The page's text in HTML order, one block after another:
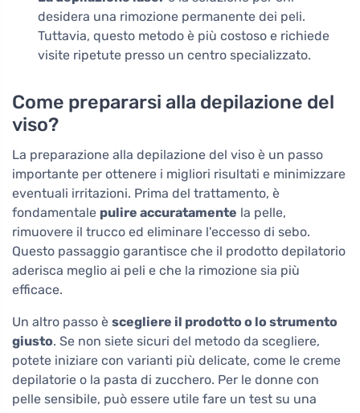
desidera una rimozione permanente dei peli.
Tuttavia, questo metodo è più costoso e richiede
visite ripetute presso un centro specializzato.
Come prepararsi alla depilazione del
viso?
La preparazione alla depilazione del viso è un passo
importante per ottenere i migliori risultati e minimizzare
eventuali irritazioni. Prima del trattamento, è
fondamentale pulire accuratamente la pelle,
rimuovere il trucco ed eliminare l'eccesso di sebo.
Questo passaggio garantisce che il prodotto depilatorio
aderisca meglio ai peli e che la rimozione sia più
efficace.
Un altro passo è scegliere il prodotto o lo strumento
giusto. Se non siete sicuri del metodo da scegliere,
potete iniziare con varianti più delicate, come le creme
depilatorie o la pasta di zucchero. Per le donne con
pelle sensibile, può essere utile fare un test su una